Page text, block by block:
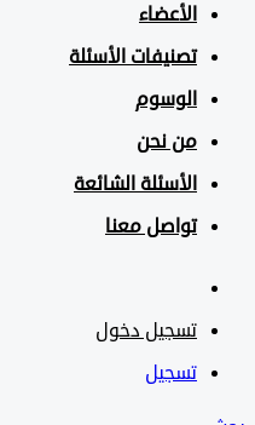
الأعضاء
تصنيفات الأسئلة
الوسوم
من نحن
الأسئلة الشائعة
تواصل معنا
تسجيل دخول
تسجيل